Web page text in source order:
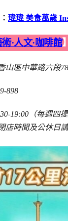
瑋瑋 美食萬歲
·人文·咖啡館】
山區中華路六段
898
19:00（每週四
店時間及公休日請